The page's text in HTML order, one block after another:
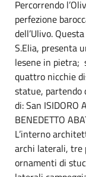
Percorrendo
perfezione
dell’Ulivo.
S.Elia, presenta
lesene in pietra;
quattro nicchie
statue, partendo
di: San ISIDORO
BENEDETTO
L’interno
archi laterali, tre
ornamenti di